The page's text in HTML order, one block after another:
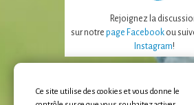
Rejoignez la
sur notre page Facebookou
Instagram!
Ce site utilise des cookies et vous donne le